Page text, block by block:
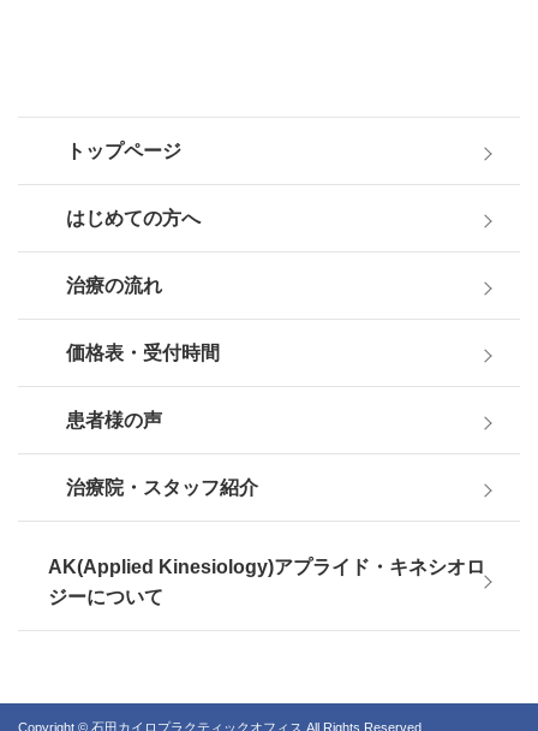
トップページ
はじめての方へ
治療の流れ
価格表・受付時間
患者様の声
治療院・スタッフ紹介
AK(Applied Kinesiology)アプライド・キネシオロ
ジーについて
Copyright © 石田カイロプラクティックオフィス All Rights Reserved.